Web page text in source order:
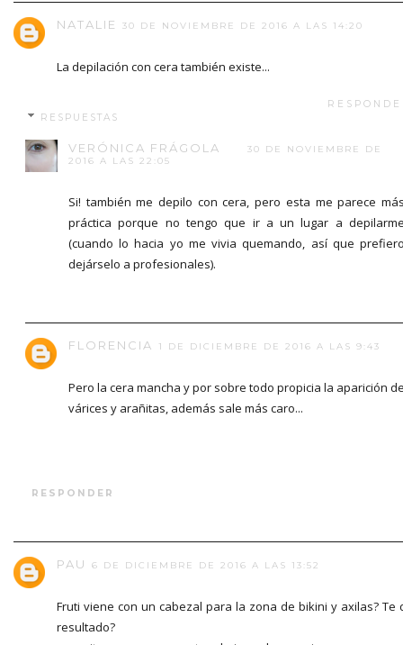
NATALIE 30 DE NOVIEMBRE DE 2016 A LAS 14:20
La depilación con cera también existe...
RESPUESTAS
VERÓNICA FRÁGOLA
30 DE NOVIEMBRE DE
2016 A LAS 22:05
Si! también me depilo con cera, pero esta me parece
práctica porque no tengo que ir a un lugar a
(cuando lo hacia yo me vivia quemando, así que
dejárselo a profesionales).
FLORENCIA 1 DE DICIEMBRE DE 2016 A LAS 9:43
Pero la cera mancha y por sobre todo propicia la aparición
várices y arañitas, además sale más caro...
RESPONDER
PAU 6 DE DICIEMBRE DE 2016 A LAS 13:52
Fruti viene con un cabezal para la zona de bikini y axilas? Te
resultado?